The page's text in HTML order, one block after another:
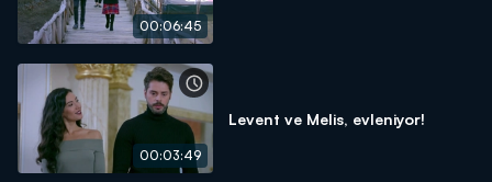
00:06:45
00:03:49
Levent ve Melis, evleniyor!